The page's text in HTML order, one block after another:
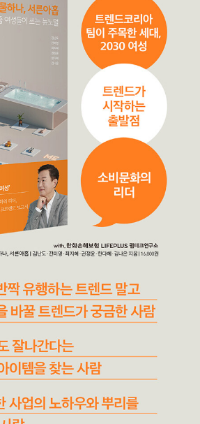
and LG.
in modern society and aims to con
qualitative and quantitative
provide a rich interpretation of con
and influencing factors. She co-au
Nine and K-Beauty Trend , an
in consumer trend discovery and st
with a wide range of companie
LG and SK.